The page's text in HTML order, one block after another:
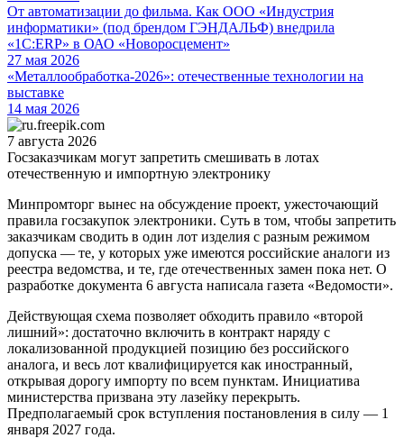
От автоматизации до фильма. Как ООО «Индустрия
информатики» (под брендом ГЭНДАЛЬФ) внедрила
«1С:ERP» в ОАО «Новоросцемент»
27 мая 2026
«Металлообработка-2026»: отечественные технологии на
выставке
14 мая 2026
7 августа 2026
Госзаказчикам могут запретить смешивать в лотах
отечественную и импортную электронику
Минпромторг вынес на обсуждение проект, ужесточающий
правила госзакупок электроники. Суть в том, чтобы запретить
заказчикам сводить в один лот изделия с разным режимом
допуска — те, у которых уже имеются российские аналоги из
реестра ведомства, и те, где отечественных замен пока нет. О
разработке документа 6 августа написала газета «Ведомости».
Действующая схема позволяет обходить правило «второй
лишний»: достаточно включить в контракт наряду с
локализованной продукцией позицию без российского
аналога, и весь лот квалифицируется как иностранный,
открывая дорогу импорту по всем пунктам. Инициатива
министерства призвана эту лазейку перекрыть.
Предполагаемый срок вступления постановления в силу — 1
января 2027 года.